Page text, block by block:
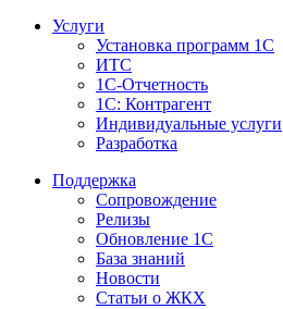
Услуги
Установка программ 1С
ИТС
1С-Отчетность
1С: Контрагент
Индивидуальные услуги
Разработка
Поддержка
Сопровождение
Релизы
Обновление 1С
База знаний
Новости
Статьи о ЖКХ